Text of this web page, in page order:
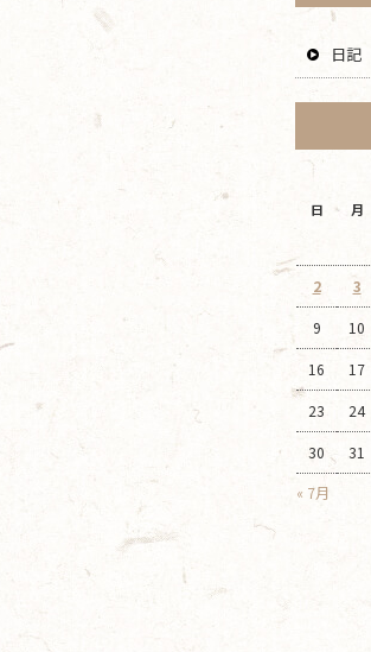
日記
日 月
« 7月
2 3
9 10
16 17
23 24
30 31